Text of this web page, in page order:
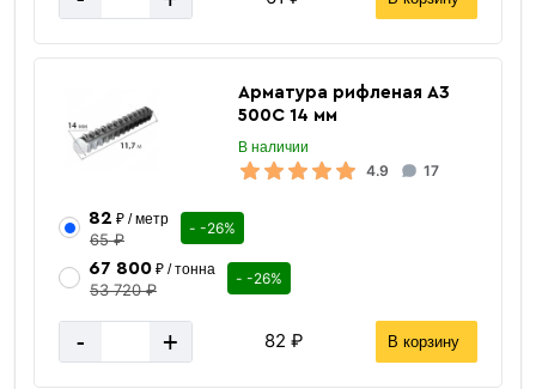
Арматура рифленая А3
500С 14 мм
В наличии
4.9 17
82 ₽ / метр
65 ₽
- -26%
67 800₽ / тонна
53 720 ₽
- -26%
- + 82 ₽ В корзину